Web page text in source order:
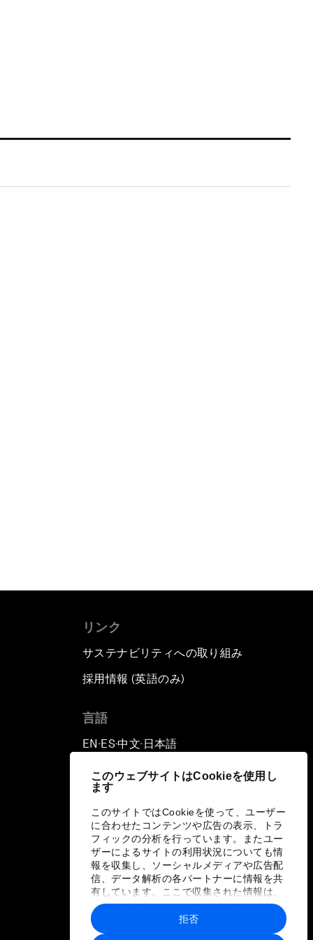
このウェブサイトはCookieを使用し
ます
このサイトではCookieを使って、ユーザー
に合わせたコンテンツや広告の表示、トラ
フィックの分析を行っています。またユー
ザーによるサイトの利用状況についても情
報を収集し、ソーシャルメディアや広告配
信、データ解析の各パートナーに情報を共
有しています。ここで収集された情報は、
ユーザーが各パートナーに提供した他の情
報や各パートナーのサービスを使用した際
に収集された情報と組み合わされ、各パー
拒否
リンク
サステナビリティへの取り組み
採用情報 (英語のみ)
言語
EN ▪ ES▪中文▪ 日本語